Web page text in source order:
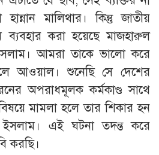
মালিথার। কিন্তু জাতীয়
ব্যবহার করা হয়েছে মাজহারুল
আমরা তাকে ভালো করে
আওয়াল। শুনেছি সে দেশের
অপরাধমূলক কর্মকাণ্ড সাথে
মামলা হলে তার শিকার হন
এই ঘটনা তদন্ত করে
করছি।